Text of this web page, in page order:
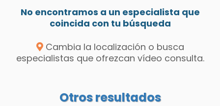
No encontramos a un especialista que
coincida con tu búsqueda
Cambia la localización o busca
especialistas que ofrezcan vídeo consulta.
Otros resultados